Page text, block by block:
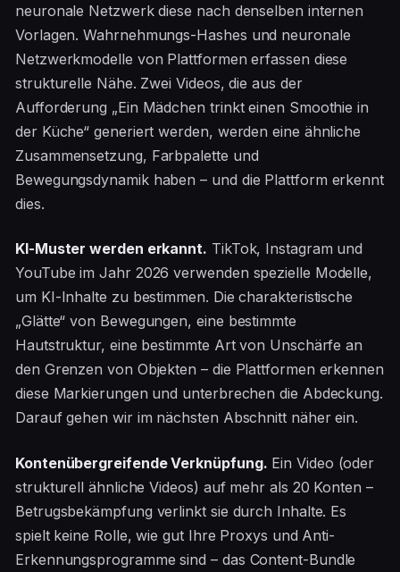
neuronale Netzwerk diese nach denselben internen
Vorlagen. Wahrnehmungs-Hashes und neuronale
Netzwerkmodelle von Plattformen erfassen diese
strukturelle Nähe. Zwei Videos, die aus der
Aufforderung „Ein Mädchen trinkt einen Smoothie in
der Küche“ generiert werden, werden eine ähnliche
Zusammensetzung, Farbpalette und
Bewegungsdynamik haben – und die Plattform erkennt
dies.
KI-Muster werden erkannt. TikTok, Instagram und
YouTube im Jahr 2026 verwenden spezielle Modelle,
um KI-Inhalte zu bestimmen. Die charakteristische
„Glätte“ von Bewegungen, eine bestimmte
Hautstruktur, eine bestimmte Art von Unschärfe an
den Grenzen von Objekten – die Plattformen erkennen
diese Markierungen und unterbrechen die Abdeckung.
Darauf gehen wir im nächsten Abschnitt näher ein.
Kontenübergreifende Verknüpfung. Ein Video (oder
strukturell ähnliche Videos) auf mehr als 20 Konten –
Betrugsbekämpfung verlinkt sie durch Inhalte. Es
spielt keine Rolle, wie gut Ihre Proxys und Anti-
Erkennungsprogramme sind – das Content-Bundle